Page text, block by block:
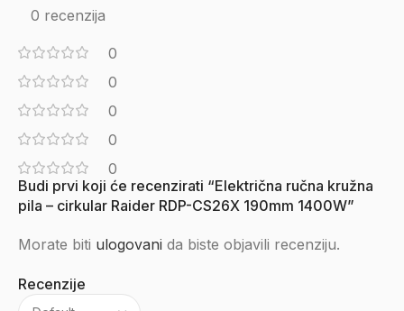
0 recenzija
0
0
0
0
0
Recenzije
Budi prvi koji će recenzirati “Električna ručna kružna
pila – cirkular Raider RDP-CS26X 190mm 1400W”
Morate biti ulogovani da biste objavili recenziju.